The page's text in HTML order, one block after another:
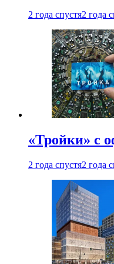
2 года спустя2 года
«Тройки» с
2 года спустя2 года